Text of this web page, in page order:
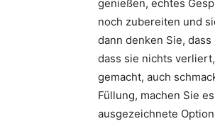
genießen, echtes
noch zubereiten und
dann denken Sie,
dass sie nichts
gemacht, auch
Füllung, machen Sie
ausgezeichnete